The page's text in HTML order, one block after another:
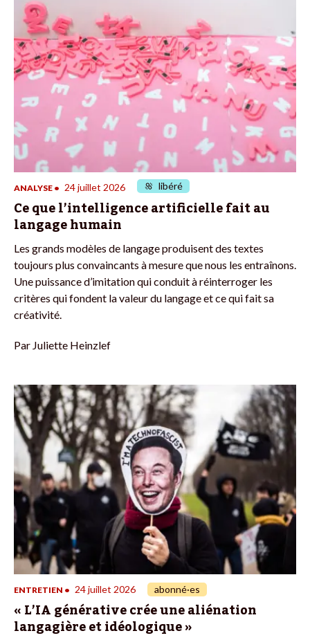
ANALYSE • 24 juillet 2026 libéré
Ce que l’intelligence artificielle fait au
langage humain
Les grands modèles de langage produisent des textes
toujours plus convaincants à mesure que nous les entraînons.
Une puissance d’imitation qui conduit à réinterroger les
critères qui fondent la valeur du langage et ce qui fait sa
créativité.
Par Juliette Heinzlef
ENTRETIEN • 24 juillet 2026 abonné·es
« L’IA générative crée une aliénation
langagière et idéologique »